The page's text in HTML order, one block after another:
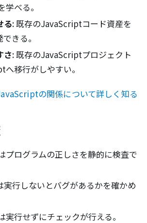
べる。
る: 既存のJavaScriptコード資産を
きる。
さ: 既存のJavaScriptプロジェクト
移行がしやすい。
の関係について詳しく知る
プログラムの正しさを静的に検査で
行しないとバグがあるかを確かめ
行せずにチェックが行える。